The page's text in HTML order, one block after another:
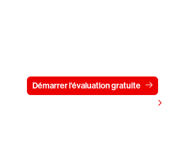
Démarrer l'évaluation gratuite